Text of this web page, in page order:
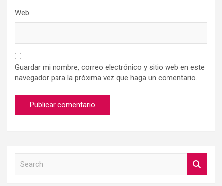
Web
Guardar mi nombre, correo electrónico y sitio web en este
navegador para la próxima vez que haga un comentario.